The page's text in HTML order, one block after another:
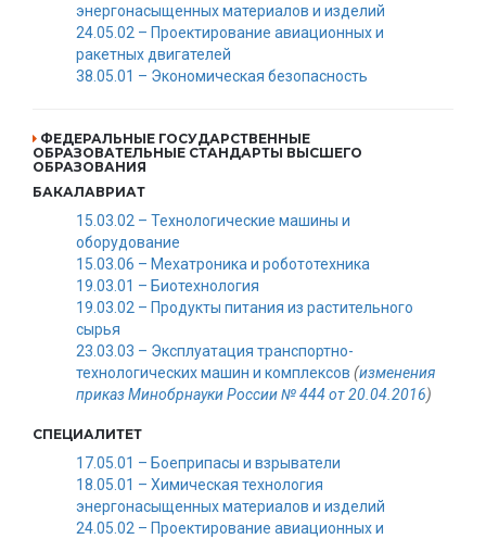
энергонасыщенных материалов и изделий
24.05.02 – Проектирование авиационных и
ракетных двигателей
38.05.01 – Экономическая безопасность
ФЕДЕРАЛЬНЫЕ ГОСУДАРСТВЕННЫЕ
ОБРАЗОВАТЕЛЬНЫЕ СТАНДАРТЫ ВЫСШЕГО
ОБРАЗОВАНИЯ
БАКАЛАВРИАТ
15.03.02 – Технологические машины и
оборудование
15.03.06 – Мехатроника и робототехника
19.03.01 – Биотехнология
19.03.02 – Продукты питания из растительного
сырья
23.03.03 – Эксплуатация транспортно-
технологических машин и комплексов (изменения
приказ Минобрнауки России № 444 от 20.04.2016)
СПЕЦИАЛИТЕТ
17.05.01 – Боеприпасы и взрыватели
18.05.01 – Химическая технология
энергонасыщенных материалов и изделий
24.05.02 – Проектирование авиационных и